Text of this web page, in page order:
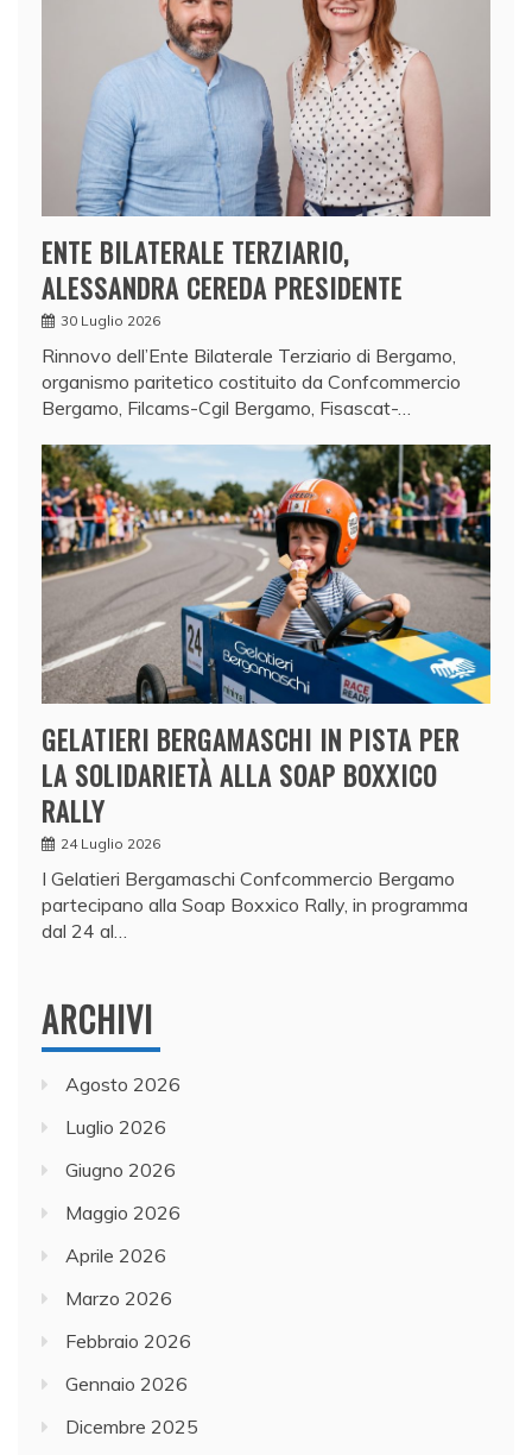
ENTE BILATERALE TERZIARIO,
ALESSANDRA CEREDA PRESIDENTE
30 Luglio 2026
Rinnovo dell’Ente Bilaterale Terziario di Bergamo,
organismo paritetico costituito da Confcommercio
Bergamo, Filcams-Cgil Bergamo, Fisascat-…
GELATIERI BERGAMASCHI IN PISTA PER
LA SOLIDARIETÀ ALLA SOAP BOXXICO
RALLY
24 Luglio 2026
I Gelatieri Bergamaschi Confcommercio Bergamo
partecipano alla Soap Boxxico Rally, in programma
dal 24 al…
ARCHIVI
Agosto 2026
Luglio 2026
Giugno 2026
Maggio 2026
Aprile 2026
Marzo 2026
Febbraio 2026
Gennaio 2026
Dicembre 2025